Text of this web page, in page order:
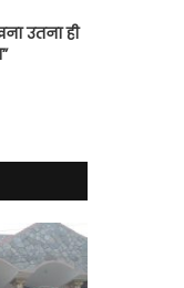
उतना ही